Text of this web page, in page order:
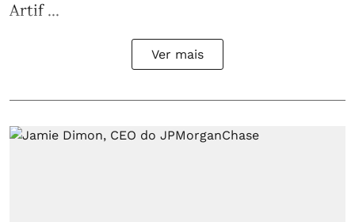
Artif ...
Ver mais